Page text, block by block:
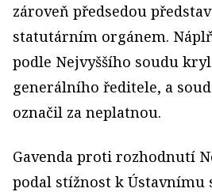
zároveň předsedou
statutárním orgánem.
podle Nejvyššího soudu
generálního ředitele, a
označil za neplatnou.
Gavenda proti rozhodnutí
podal stížnost k Ústavnímu